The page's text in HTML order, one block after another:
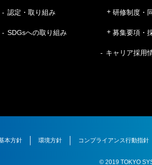
認定・取り組み
SDGsへの取り組み
研修制度・
募集要項・
キャリア採用
本方針 環境方針 コンプライアンス行動指針
© 2019 TOKYO